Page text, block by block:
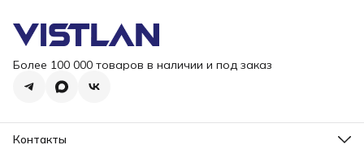
Более 100 000 товаров в наличии и под заказ
Контакты